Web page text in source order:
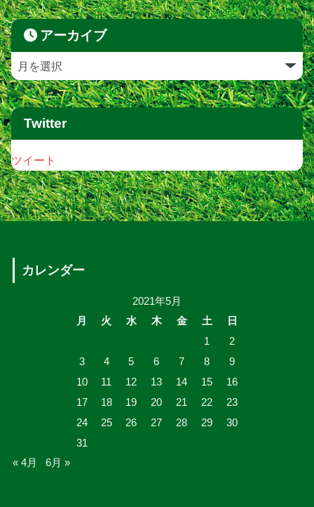
アーカイブ
Twitter
ツイート
カレンダー
2021年5月
月
火 水 木 金 土
日
1
2
3
4 5 6 7 8
9
10
11 12 13 14 15
16
17
18 19 20 21 22
23
24
25 26 27 28 29
30
31
« 4月
6月 »